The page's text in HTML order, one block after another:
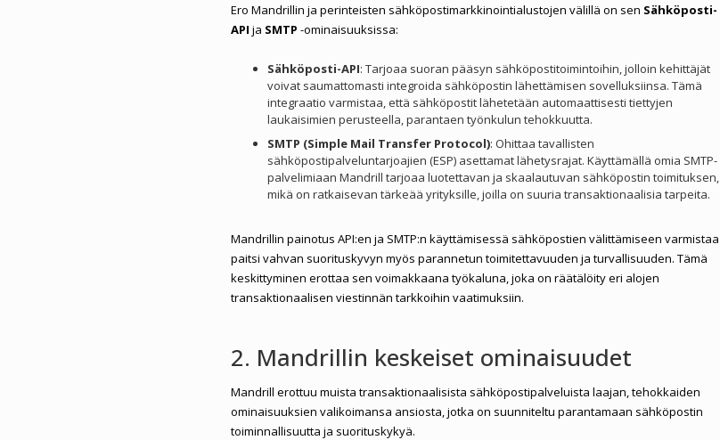
Ero Mandrillin ja perinteisten sähköpostimarkkinointialustojen välillä on sen Sähköposti-
API ja SMTP -ominaisuuksissa:
Sähköposti-API: Tarjoaa suoran pääsyn sähköpostitoimintoihin, jolloin kehittäjät
voivat saumattomasti integroida sähköpostin lähettämisen sovelluksiinsa. Tämä
integraatio varmistaa, että sähköpostit lähetetään automaattisesti tiettyjen
laukaisimien perusteella, parantaen työnkulun tehokkuutta.
SMTP (Simple Mail Transfer Protocol): Ohittaa tavallisten
sähköpostipalveluntarjoajien (ESP) asettamat lähetysrajat. Käyttämällä omia SMTP-
palvelimiaan Mandrill tarjoaa luotettavan ja skaalautuvan sähköpostin toimituksen,
mikä on ratkaisevan tärkeää yrityksille, joilla on suuria transaktionaalisia tarpeita.
Mandrillin painotus API:en ja SMTP:n käyttämisessä sähköpostien välittämiseen varmistaa
paitsi vahvan suorituskyvyn myös parannetun toimitettavuuden ja turvallisuuden. Tämä
keskittyminen erottaa sen voimakkaana työkaluna, joka on räätälöity eri alojen
transaktionaalisen viestinnän tarkkoihin vaatimuksiin.
2. Mandrillin keskeiset ominaisuudet
Mandrill erottuu muista transaktionaalisista sähköpostipalveluista laajan, tehokkaiden
ominaisuuksien valikoimansa ansiosta, jotka on suunniteltu parantamaan sähköpostin
toiminnallisuutta ja suorituskykyä.